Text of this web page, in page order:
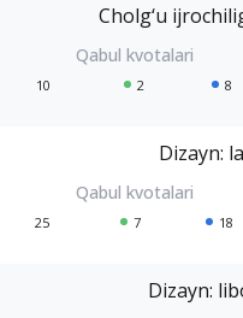
Cholg‘u
10 2 8
Dizayn:
25 7 18
Dizayn: